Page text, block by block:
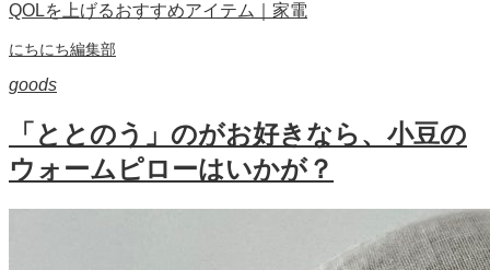
QOLを上げるおすすめアイテム｜家電
にちにち編集部
goods
「ととのう」のがお好きなら、小豆の
ウォームピローはいかが？